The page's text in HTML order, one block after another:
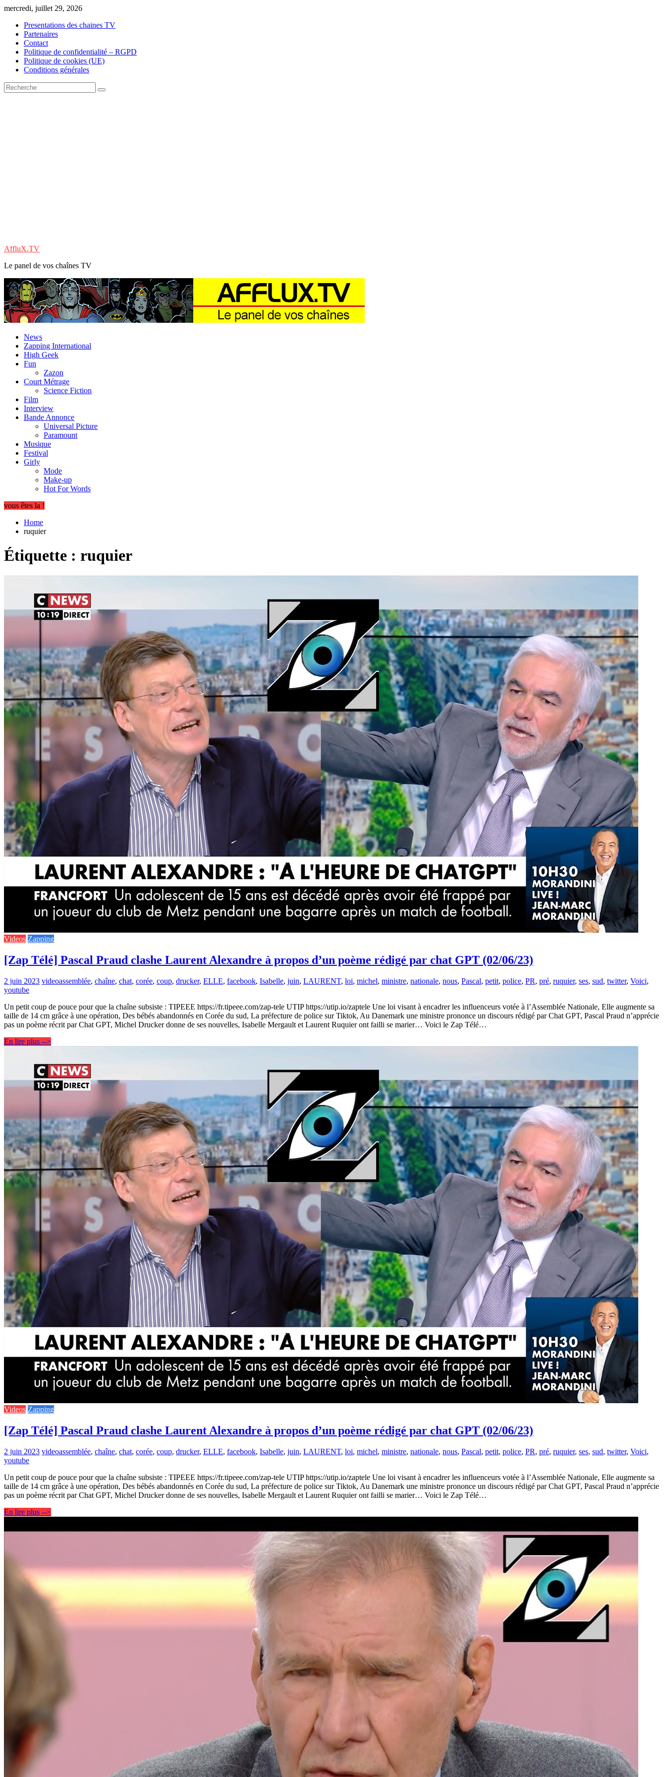
Skip
content
mercredi, juillet 29, 2026
Presentations des chaines TV
Partenaires
Contact
Politique de confidentialité – RGPD
Politique de cookies (UE)
Conditions générales
AffluX.TV
Le panel de vos chaînes TV
News
Zapping International
High Geek
Fun
Zazon
Court Métrage
Science Fiction
Film
Interview
Bande Annonce
Universal Picture
Paramount
Musique
Festival
Girly
Mode
Make-up
Hot For Words
vous êtes la !
Home
ruquier
Étiquette : ruquier
Videos Zapping
[Zap Télé] Pascal Praud clashe Laurent Alexandre à propos d’un poème rédigé par chat GPT (02/06/23)
2 juin 2023 videoassemblée, chaîne, chat, corée, coup, drucker, ELLE, facebook, Isabelle, juin, LAURENT, loi, michel, ministre, nationale, nous, Pascal, petit, police, PR, pré, ruquier, ses, sud, twitter, Voici,
youtube
Un petit coup de pouce pour que la chaîne subsiste : TIPEEE https://fr.tipeee.com/zap-tele UTIP https://utip.io/zaptele Une loi visant à encadrer les influenceurs votée à l’Assemblée Nationale, Elle augmente sa
taille de 14 cm grâce à une opération, Des bébés abandonnés en Corée du sud, La préfecture de police sur Tiktok, Au Danemark une ministre prononce un discours rédigé par Chat GPT, Pascal Praud n’apprécie
pas un poème récrit par Chat GPT, Michel Drucker donne de ses nouvelles, Isabelle Mergault et Laurent Ruquier ont failli se marier… Voici le Zap Télé…
En lire plus -->
Videos Zapping
[Zap Télé] Pascal Praud clashe Laurent Alexandre à propos d’un poème rédigé par chat GPT (02/06/23)
2 juin 2023 videoassemblée, chaîne, chat, corée, coup, drucker, ELLE, facebook, Isabelle, juin, LAURENT, loi, michel, ministre, nationale, nous, Pascal, petit, police, PR, pré, ruquier, ses, sud, twitter, Voici,
youtube
Un petit coup de pouce pour que la chaîne subsiste : TIPEEE https://fr.tipeee.com/zap-tele UTIP https://utip.io/zaptele Une loi visant à encadrer les influenceurs votée à l’Assemblée Nationale, Elle augmente sa
taille de 14 cm grâce à une opération, Des bébés abandonnés en Corée du sud, La préfecture de police sur Tiktok, Au Danemark une ministre prononce un discours rédigé par Chat GPT, Pascal Praud n’apprécie
pas un poème récrit par Chat GPT, Michel Drucker donne de ses nouvelles, Isabelle Mergault et Laurent Ruquier ont failli se marier… Voici le Zap Télé…
En lire plus -->